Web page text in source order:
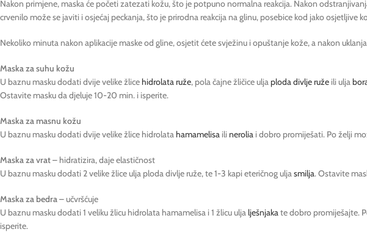
Nakon primjene, maska će početi zatezati kožu, što je potpuno normalna reakcija. Nakon
crvenilo može se javiti i osjećaj peckanja, što je prirodna reakcija na glinu, posebice kod jako osjetljive
Nekoliko minuta nakon aplikacije maske od gline, osjetit ćete svježinu i opuštanje kože, a nakon
Maska za suhu kožu
U baznu masku dodati dvije velike žlicehidrolata ruže, pola čajne žličice uljaploda divlje ruže ili ulja
Ostavite masku da djeluje 10-20 min. i isperite.
Maska za masnu kožu
U baznu masku dodati dvije velike žlice hidrolatahamamelisa ili nerolia i dobro promiješati. Po želji
Maska za vrat– hidratizira, daje elastičnost
U baznu masku dodati 2 velike žlice ulja ploda divlje ruže, te 1-3 kapi eteričnog uljasmilja. Ostavite
Maska za bedra– učvršćuje
U baznu masku dodati 1 veliku žlicu hidrolata hamamelisa i 1 žlicu uljalješnjakate dobro promiješajte.
isperite.